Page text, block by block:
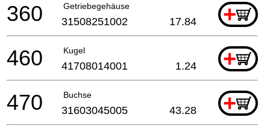
Getriebegehäuse +
360 31508251002 17.84
Kugel +
460 41708014001 1.24
Buchse +
470 31603045005 43.28